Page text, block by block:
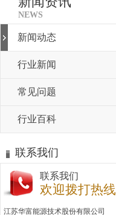
NEWS
新闻动态
行业新闻
常见问题
行业百科
联系我们
联系我们
欢迎拨打热线
江苏华富能源技术股份有限公司